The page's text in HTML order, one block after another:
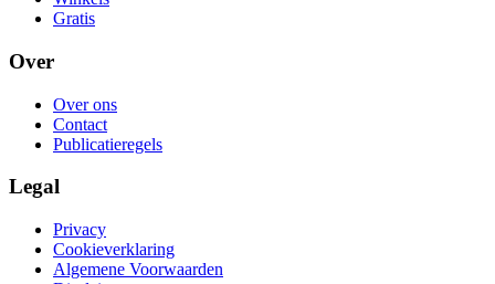
Gratis
Over
Over ons
Contact
Publicatieregels
Legal
Privacy
Cookieverklaring
Algemene Voorwaarden